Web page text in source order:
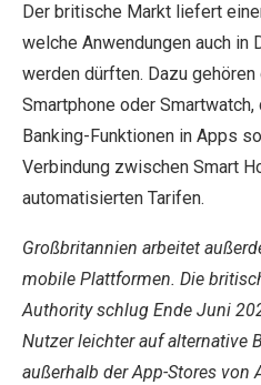
Der britische Markt liefert
welche Anwendungen auch in
werden dürften. Dazu
Smartphone oder
Banking-Funktionen in Apps
Verbindung zwischen Smart
automatisierten Tarifen.
Großbritannien arbeitet
mobile Plattformen. Die
Authority schlug Ende Juni
Nutzer leichter auf alternative
außerhalb der App-Stores von